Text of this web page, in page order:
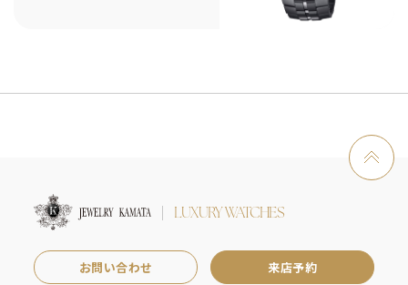
LUXURY WATCHES
お問い合わせ 来店予約